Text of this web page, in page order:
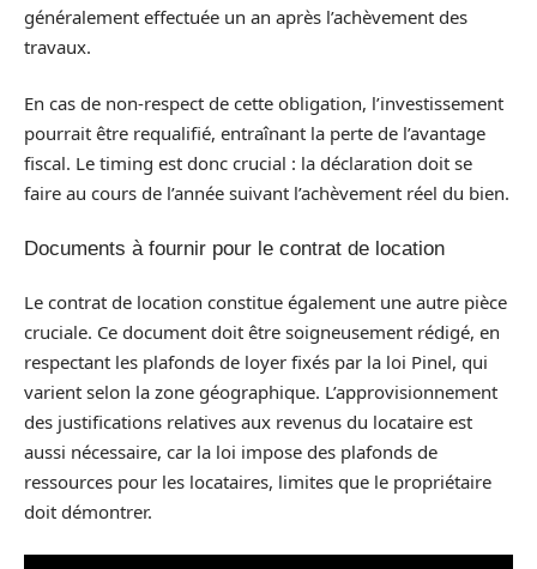
généralement effectuée un an après l’achèvement des
travaux.
En cas de non-respect de cette obligation, l’investissement
pourrait être requalifié, entraînant la perte de l’avantage
fiscal. Le timing est donc crucial : la déclaration doit se
faire au cours de l’année suivant l’achèvement réel du bien.
Documents à fournir pour le contrat de location
Le contrat de location constitue également une autre pièce
cruciale. Ce document doit être soigneusement rédigé, en
respectant les plafonds de loyer fixés par la loi Pinel, qui
varient selon la zone géographique. L’approvisionnement
des justifications relatives aux revenus du locataire est
aussi nécessaire, car la loi impose des plafonds de
ressources pour les locataires, limites que le propriétaire
doit démontrer.